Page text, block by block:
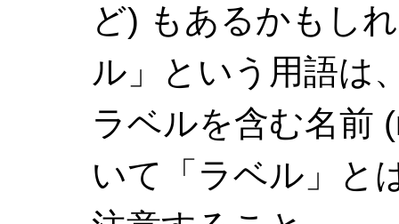
ど) もあるかもし
ル」という用語は
ラベルを含む名前
いて「ラベル」と